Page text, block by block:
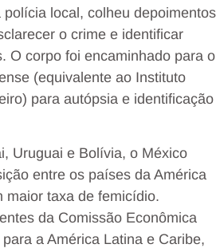
local, colheu depoimentos
o crime e identificar
O corpo foi encaminhado para o
(equivalente ao Instituto
para autópsia e identificação
Uruguai e Bolívia, o México
entre os países da América
maior taxa de femicídio.
da Comissão Econômica
a América Latina e Caribe,